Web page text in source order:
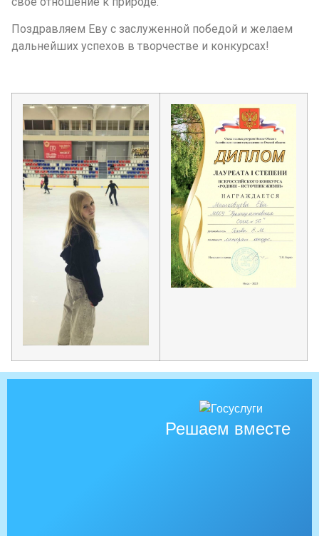
Поздравляем Еву с заслуженной победой и желаем
дальнейших успехов в творчестве и конкурсах!
Решаем вместе